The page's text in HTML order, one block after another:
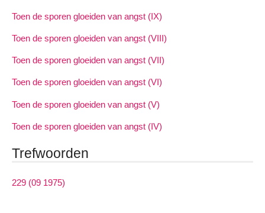
Toen de sporen gloeiden van angst (IX)
Toen de sporen gloeiden van angst (VIII)
Toen de sporen gloeiden van angst (VII)
Toen de sporen gloeiden van angst (VI)
Toen de sporen gloeiden van angst (V)
Toen de sporen gloeiden van angst (IV)
Trefwoorden
229 (09 1975)